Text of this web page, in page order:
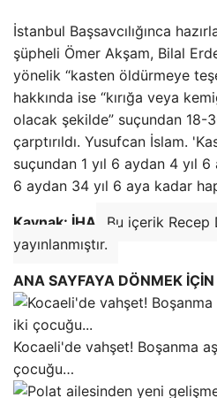
İstanbul Başsavcılığınca
şüpheli Ömer Akşam, Bilal
yönelik “kasten öldürmeye
hakkında ise “kırığa veya
olacak şekilde” suçundan 18-
çarptırıldı. Yusufcan İslam.
suçundan 1 yıl 6 aydan 4 yıl
6 aydan 34 yıl 6 aya kadar
Kaynak: İHA
Bu içerik Recep
yayınlanmıştır.
ANA SAYFAYA DÖNMEK
Kocaeli'de vahşet! Boşanma
çocuğu…